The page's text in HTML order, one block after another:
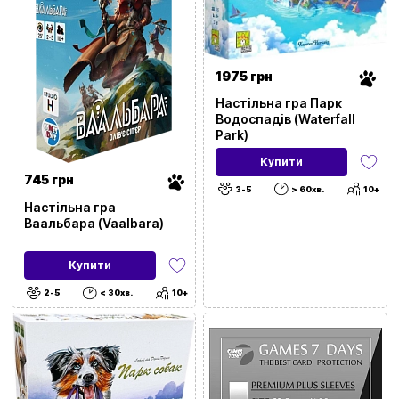
745 грн
Настільна гра
Ваальбара (Vaalbara)
Купити
2-5 < 30хв. 10+
1975 грн
Настільна гра Парк
Водоспадів (Waterfall
Park)
Купити
3-5 > 60хв. 10+